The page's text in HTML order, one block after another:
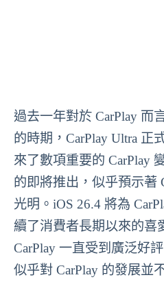
過去一年對於 CarPlay 而
的時期，CarPlay Ultra 正
來了數項重要的 CarPlay
的即將推出，似乎預示著
光明。iOS 26.4 將為
續了消費者長期以來的喜
CarPlay 一直受到廣泛好
似乎對 CarPlay 的發展並